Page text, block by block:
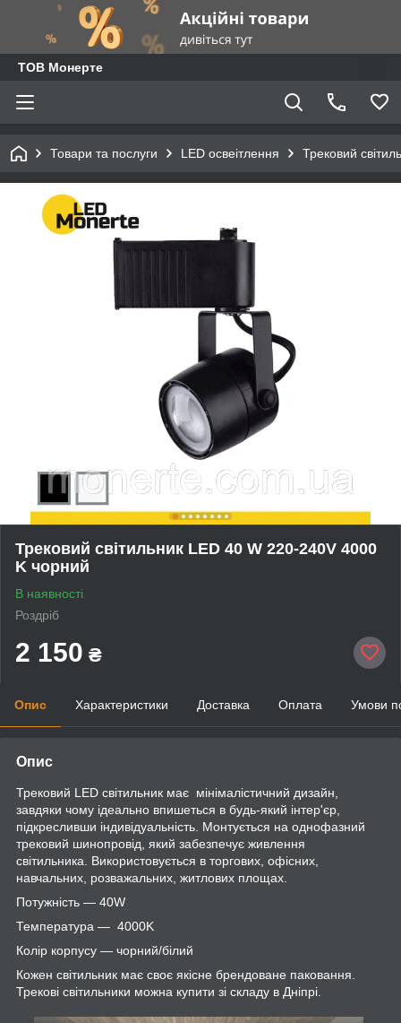
ТОВ Монерте
Товари та послуги LED освеітлення Трековий
Трековий світильник LED 40 W 220-240V 4000
K чорний
В наявності
Роздріб
2 150 ₴
Опис Характеристики Доставка Оплата Умови
Опис
Трековий LED світильник має мінімалістичний дизайн,
завдяки чому ідеально впишеться в будь-який інтер'єр,
підкресливши індивідуальність. Монтується на однофазний
трековий шинопровід, який забезпечує живлення
світильника. Використовується в торгових, офісних,
навчальних, розважальних, житлових площах.
Потужність — 40W
Температура — 4000K
Колір корпусу — чорний/білий
Кожен світильник має своє якісне брендоване паковання.
Трекові світильники можна купити зі складу в Дніпрі.